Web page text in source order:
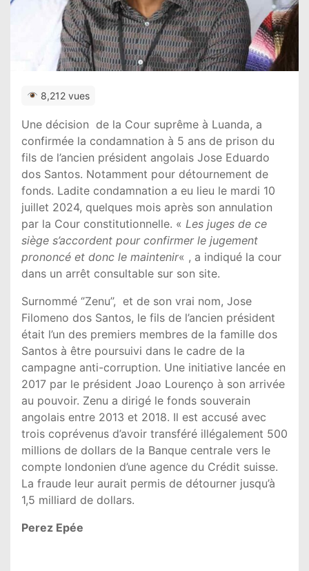
8,212 vues
Une décision de la Cour suprême à Luanda, a
confirmée la condamnation à 5 ans de prison du
fils de l’ancien président angolais Jose Eduardo
dos Santos. Notamment pour détournement de
fonds. Ladite condamnation a eu lieu le mardi 10
juillet 2024, quelques mois après son annulation
par la Cour constitutionnelle. « Les juges de ce
siège s’accordent pour confirmer le jugement
prononcé et donc le maintenir« , a indiqué la cour
dans un arrêt consultable sur son site.
Surnommé ‘’Zenu’’, et de son vrai nom, Jose
Filomeno dos Santos, le fils de l’ancien président
était l’un des premiers membres de la famille dos
Santos à être poursuivi dans le cadre de la
campagne anti-corruption. Une initiative lancée en
2017 par le président Joao Lourenço à son arrivée
au pouvoir. Zenu a dirigé le fonds souverain
angolais entre 2013 et 2018. Il est accusé avec
trois coprévenus d’avoir transféré illégalement 500
millions de dollars de la Banque centrale vers le
compte londonien d’une agence du Crédit suisse.
La fraude leur aurait permis de détourner jusqu’à
1,5 milliard de dollars.
Perez Epée